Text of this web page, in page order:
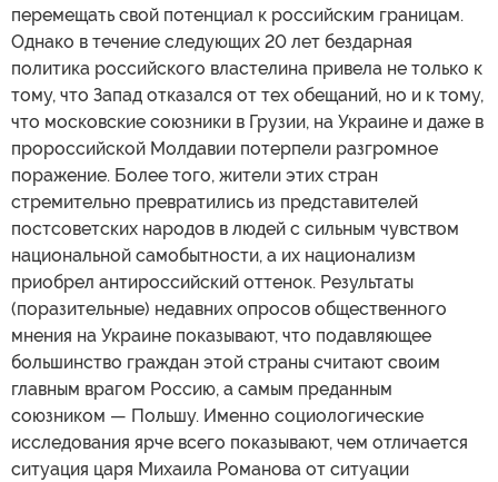
перемещать свой потенциал к российским границам.
Однако в течение следующих 20 лет бездарная
политика российского властелина привела не только к
тому, что Запад отказался от тех обещаний, но и к тому,
что московские союзники в Грузии, на Украине и даже в
пророссийской Молдавии потерпели разгромное
поражение. Более того, жители этих стран
стремительно превратились из представителей
постсоветских народов в людей с сильным чувством
национальной самобытности, а их национализм
приобрел антироссийский оттенок. Результаты
(поразительные) недавних опросов общественного
мнения на Украине показывают, что подавляющее
большинство граждан этой страны считают своим
главным врагом Россию, а самым преданным
союзником — Польшу. Именно социологические
исследования ярче всего показывают, чем отличается
ситуация царя Михаила Романова от ситуации